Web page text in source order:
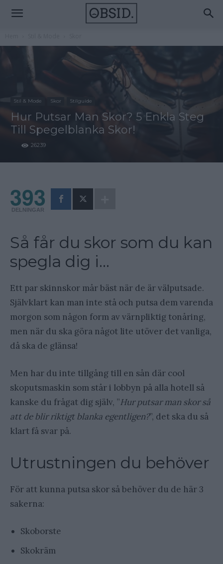
Stil & Mode Skor Stilguide
Hur Putsar Man Skor? 5 Enkla Steg
Till Spegelblanka Skor!
26239
393
DELNINGAR
Så får du skor som du kan
spegla dig i…
Ett par skinnskor mår bäst när de är välputsade.
Självklart kan man inte stå och putsa dem varenda
morgon som någon form av värnpliktig tonåring,
men när du ska göra något lite utöver det vanliga,
då ska de glänsa!
Men har du inte tillgång till en sån där cool
skoputsmaskin som står i lobbyn på alla hotell så
kanske du frågat dig själv, ”Hur putsar man skor så
att de blir riktigt blanka egentligen?”, det ska du så
klart få svar på.
Utrustningen du behöver
För att kunna putsa skor så behöver du de här 3
sakerna:
Skoborste
Skokräm